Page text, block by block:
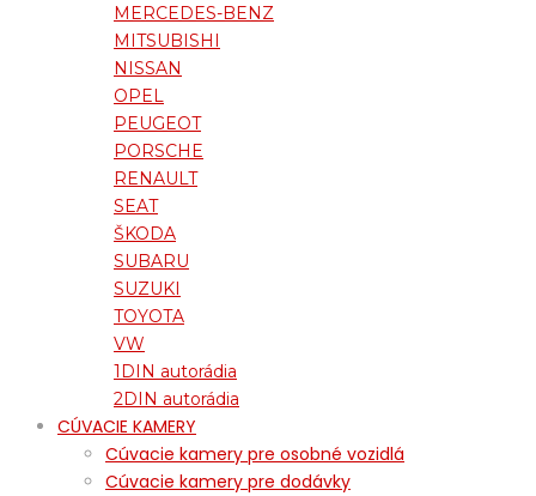
MERCEDES-BENZ
MITSUBISHI
NISSAN
OPEL
PEUGEOT
PORSCHE
RENAULT
SEAT
ŠKODA
SUBARU
SUZUKI
TOYOTA
VW
1DIN autorádia
2DIN autorádia
CÚVACIE KAMERY
Cúvacie kamery pre osobné vozidlá
Cúvacie kamery pre dodávky